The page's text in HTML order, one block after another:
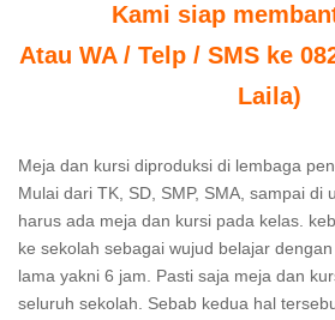
Kami siap
Atau WA / Telp / SMS ke
Laila)
Meja dan kursi diproduksi di lembaga
Mulai dari TK, SD, SMP, SMA, sampai di
harus ada meja dan kursi pada kelas.
ke sekolah sebagai wujud belajar
lama yakni 6 jam. Pasti saja meja dan
seluruh sekolah. Sebab kedua hal